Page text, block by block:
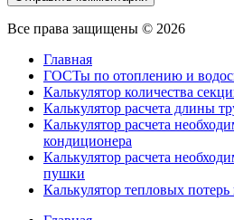
Все права защищены © 2026
Главная
ГОСТы по отоплению и
Калькулятор количества
Калькулятор расчета длины
Калькулятор расчета
кондиционера
Калькулятор расчета
пушки
Калькулятор тепловых